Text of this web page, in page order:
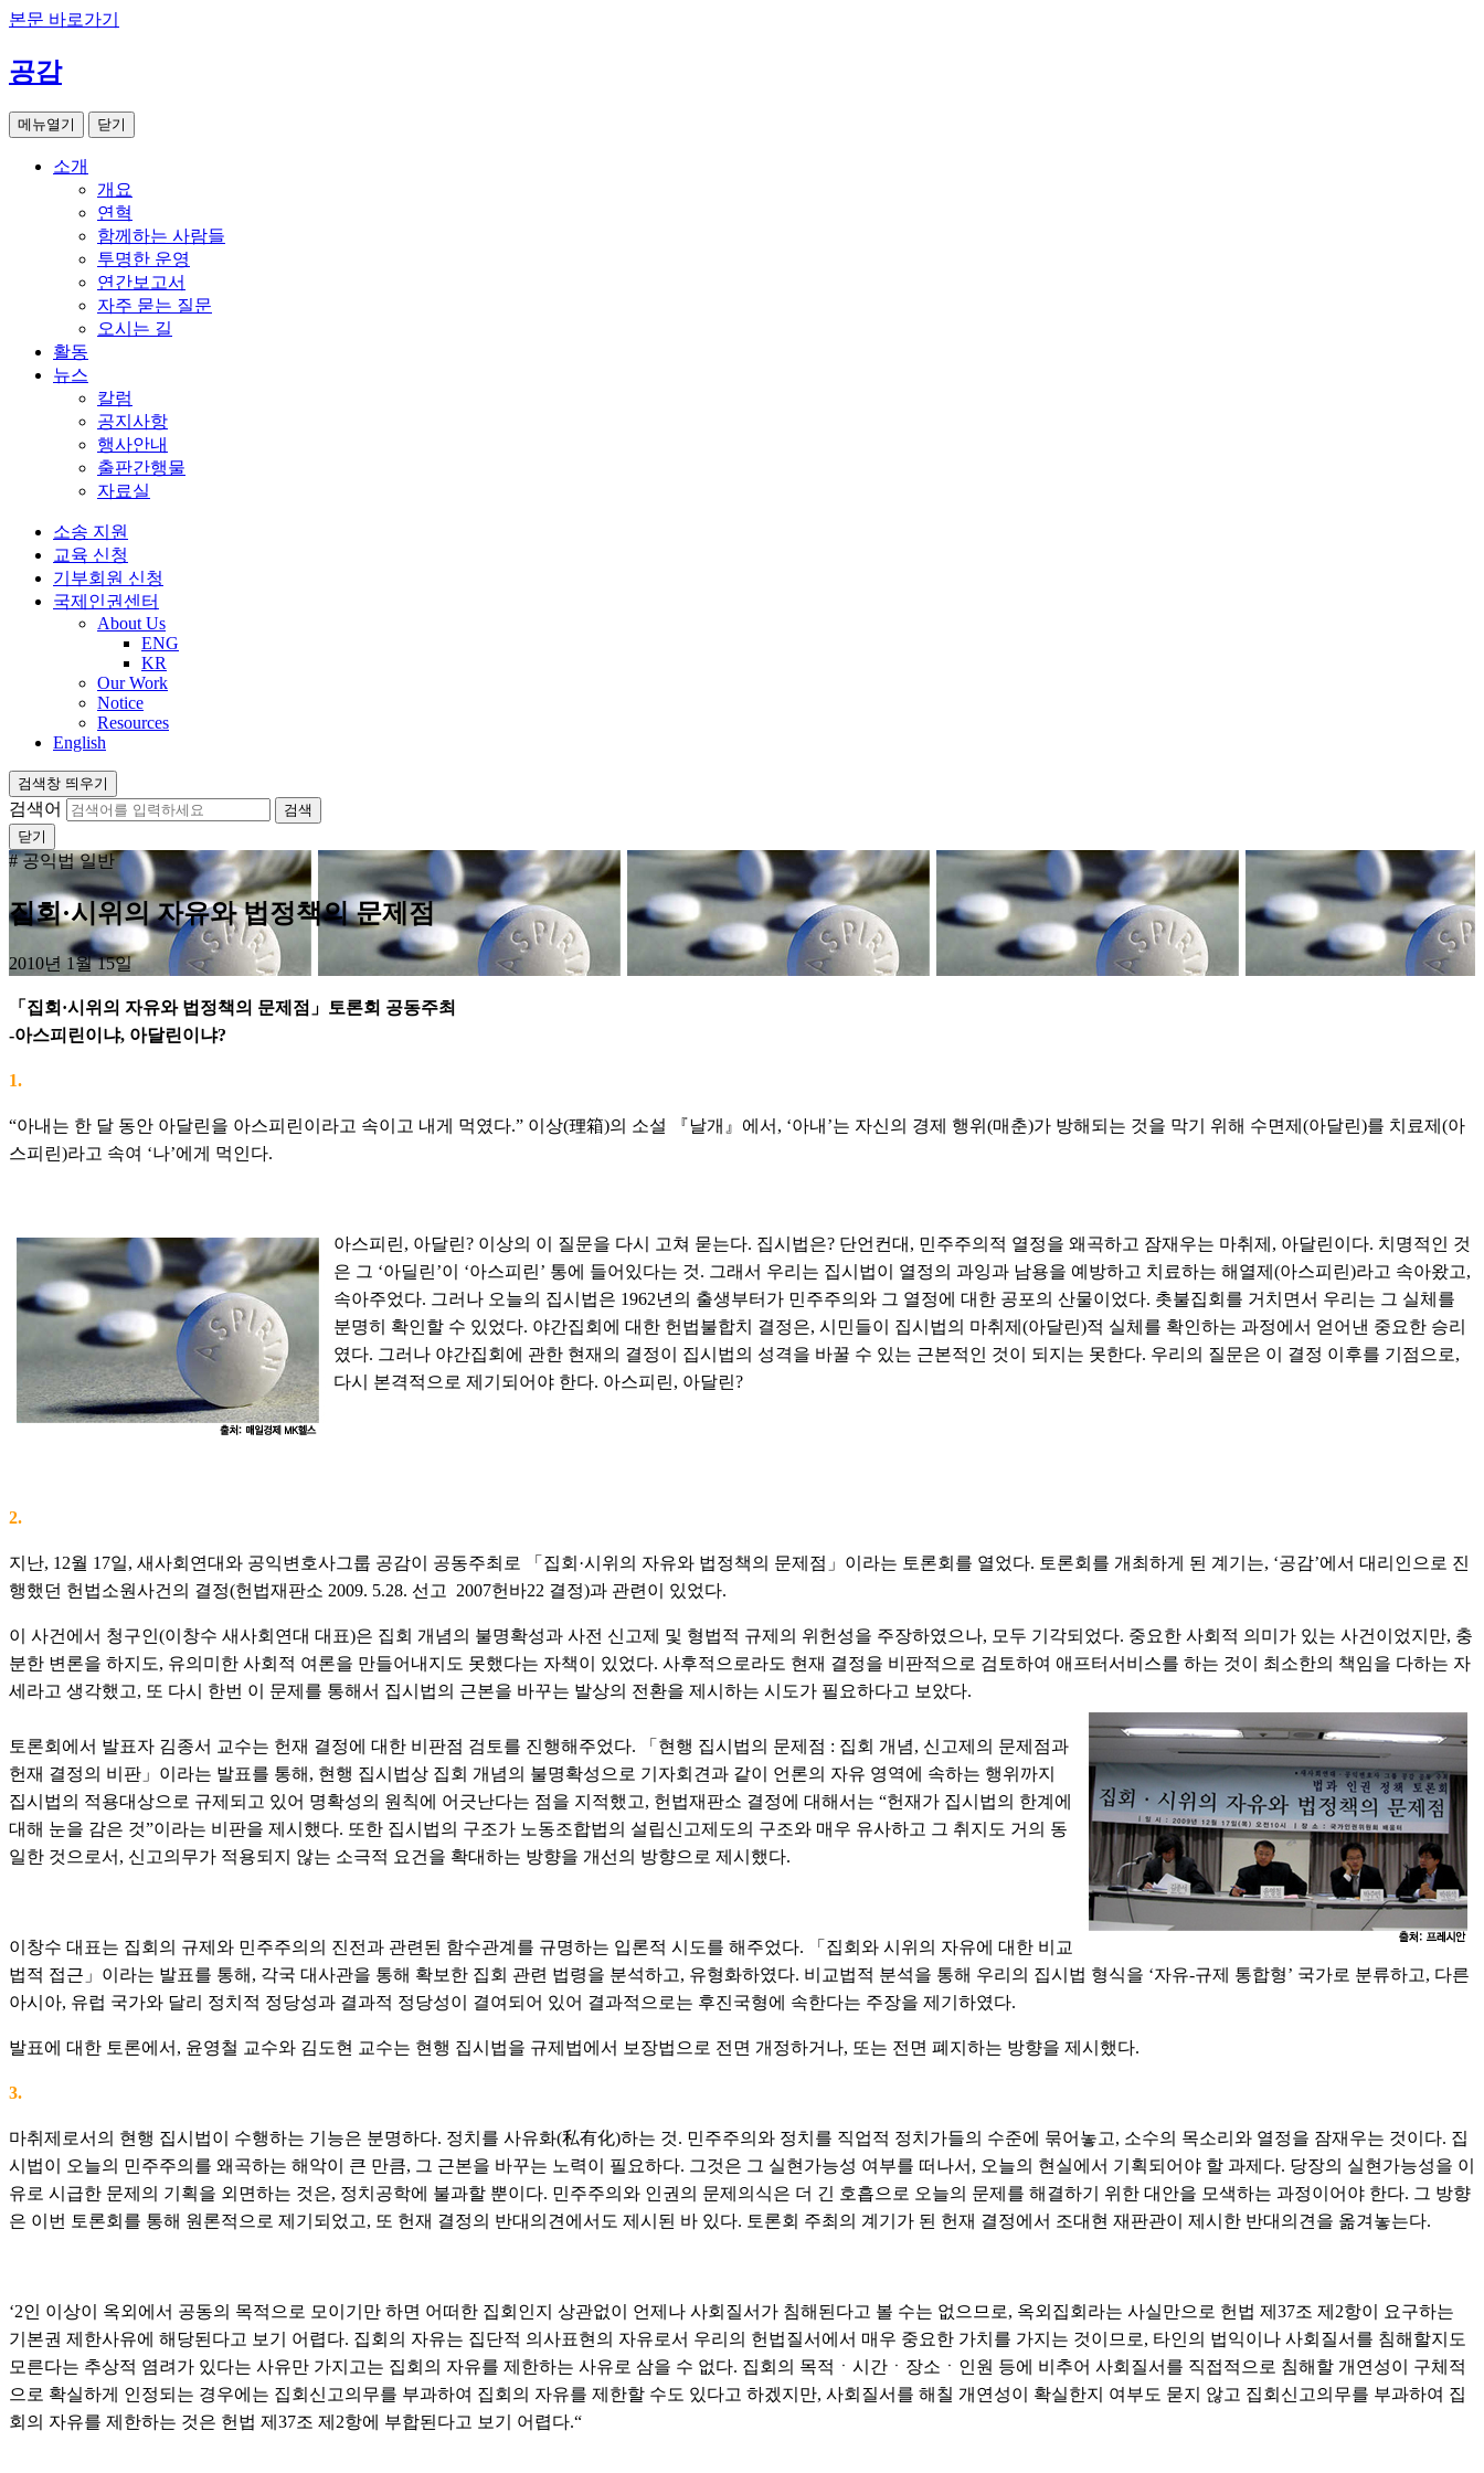
본문 바로가기
공감
메뉴열기 닫기
소개
개요
연혁
함께하는 사람들
투명한 운영
연간보고서
자주 묻는 질문
오시는 길
활동
뉴스
칼럼
공지사항
행사안내
출판간행물
자료실
소송 지원
교육 신청
기부회원 신청
국제인권센터
About Us
ENG
KR
Our Work
Notice
Resources
English
검색창 띄우기
검색어
닫기
# 공익법 일반
집회·시위의 자유와 법정책의 문제점
2010년 1월 15일
「집회·시위의 자유와 법정책의 문제점」토론회 공동주최
-아스피린이냐, 아달린이냐?
1.
“아내는 한 달 동안 아달린을 아스피린이라고 속이고 내게 먹였다.” 이상(理箱)의 소설 『날개』에서, ‘아내’는 자신의 경제 행위(매춘)가 방해되는 것을 막기 위해 수면제(아달린)를 치료제(아
스피린)라고 속여 ‘나’에게 먹인다.
아스피린, 아달린? 이상의 이 질문을 다시 고쳐 묻는다. 집시법은? 단언컨대, 민주주의적 열정을 왜곡하고 잠재우는 마취제, 아달린이다. 치명적인 것
은 그 ‘아딜린’이 ‘아스피린’ 통에 들어있다는 것. 그래서 우리는 집시법이 열정의 과잉과 남용을 예방하고 치료하는 해열제(아스피린)라고 속아왔고,
속아주었다. 그러나 오늘의 집시법은 1962년의 출생부터가 민주주의와 그 열정에 대한 공포의 산물이었다. 촛불집회를 거치면서 우리는 그 실체를
분명히 확인할 수 있었다. 야간집회에 대한 헌법불합치 결정은, 시민들이 집시법의 마취제(아달린)적 실체를 확인하는 과정에서 얻어낸 중요한 승리
였다. 그러나 야간집회에 관한 현재의 결정이 집시법의 성격을 바꿀 수 있는 근본적인 것이 되지는 못한다. 우리의 질문은 이 결정 이후를 기점으로,
다시 본격적으로 제기되어야 한다. 아스피린, 아달린?
2.
지난, 12월 17일, 새사회연대와 공익변호사그룹 공감이 공동주최로 「집회·시위의 자유와 법정책의 문제점」이라는 토론회를 열었다. 토론회를 개최하게 된 계기는, ‘공감’에서 대리인으로 진
행했던 헌법소원사건의 결정(헌법재판소 2009. 5.28. 선고 2007헌바22 결정)과 관련이 있었다.
이 사건에서 청구인(이창수 새사회연대 대표)은 집회 개념의 불명확성과 사전 신고제 및 형법적 규제의 위헌성을 주장하였으나, 모두 기각되었다. 중요한 사회적 의미가 있는 사건이었지만, 충
분한 변론을 하지도, 유의미한 사회적 여론을 만들어내지도 못했다는 자책이 있었다. 사후적으로라도 현재 결정을 비판적으로 검토하여 애프터서비스를 하는 것이 최소한의 책임을 다하는 자
세라고 생각했고, 또 다시 한번 이 문제를 통해서 집시법의 근본을 바꾸는 발상의 전환을 제시하는 시도가 필요하다고 보았다.
토론회에서 발표자 김종서 교수는 헌재 결정에 대한 비판점 검토를 진행해주었다. 「현행 집시법의 문제점 : 집회 개념, 신고제의 문제점과
헌재 결정의 비판」이라는 발표를 통해, 현행 집시법상 집회 개념의 불명확성으로 기자회견과 같이 언론의 자유 영역에 속하는 행위까지
집시법의 적용대상으로 규제되고 있어 명확성의 원칙에 어긋난다는 점을 지적했고, 헌법재판소 결정에 대해서는 “헌재가 집시법의 한계에
대해 눈을 감은 것”이라는 비판을 제시했다. 또한 집시법의 구조가 노동조합법의 설립신고제도의 구조와 매우 유사하고 그 취지도 거의 동
일한 것으로서, 신고의무가 적용되지 않는 소극적 요건을 확대하는 방향을 개선의 방향으로 제시했다.
이창수 대표는 집회의 규제와 민주주의의 진전과 관련된 함수관계를 규명하는 입론적 시도를 해주었다. 「집회와 시위의 자유에 대한 비교
법적 접근」이라는 발표를 통해, 각국 대사관을 통해 확보한 집회 관련 법령을 분석하고, 유형화하였다. 비교법적 분석을 통해 우리의 집시법 형식을 ‘자유-규제 통합형’ 국가로 분류하고, 다른
아시아, 유럽 국가와 달리 정치적 정당성과 결과적 정당성이 결여되어 있어 결과적으로는 후진국형에 속한다는 주장을 제기하였다.
발표에 대한 토론에서, 윤영철 교수와 김도현 교수는 현행 집시법을 규제법에서 보장법으로 전면 개정하거나, 또는 전면 폐지하는 방향을 제시했다.
3.
마취제로서의 현행 집시법이 수행하는 기능은 분명하다. 정치를 사유화(私有化)하는 것. 민주주의와 정치를 직업적 정치가들의 수준에 묶어놓고, 소수의 목소리와 열정을 잠재우는 것이다. 집
시법이 오늘의 민주주의를 왜곡하는 해악이 큰 만큼, 그 근본을 바꾸는 노력이 필요하다. 그것은 그 실현가능성 여부를 떠나서, 오늘의 현실에서 기획되어야 할 과제다. 당장의 실현가능성을 이
유로 시급한 문제의 기획을 외면하는 것은, 정치공학에 불과할 뿐이다. 민주주의와 인권의 문제의식은 더 긴 호흡으로 오늘의 문제를 해결하기 위한 대안을 모색하는 과정이어야 한다. 그 방향
은 이번 토론회를 통해 원론적으로 제기되었고, 또 헌재 결정의 반대의견에서도 제시된 바 있다. 토론회 주최의 계기가 된 헌재 결정에서 조대현 재판관이 제시한 반대의견을 옮겨놓는다.
‘2인 이상이 옥외에서 공동의 목적으로 모이기만 하면 어떠한 집회인지 상관없이 언제나 사회질서가 침해된다고 볼 수는 없으므로, 옥외집회라는 사실만으로 헌법 제37조 제2항이 요구하는
기본권 제한사유에 해당된다고 보기 어렵다. 집회의 자유는 집단적 의사표현의 자유로서 우리의 헌법질서에서 매우 중요한 가치를 가지는 것이므로, 타인의 법익이나 사회질서를 침해할지도
모른다는 추상적 염려가 있다는 사유만 가지고는 집회의 자유를 제한하는 사유로 삼을 수 없다. 집회의 목적ㆍ시간ㆍ장소ㆍ인원 등에 비추어 사회질서를 직접적으로 침해할 개연성이 구체적
으로 확실하게 인정되는 경우에는 집회신고의무를 부과하여 집회의 자유를 제한할 수도 있다고 하겠지만, 사회질서를 해칠 개연성이 확실한지 여부도 묻지 않고 집회신고의무를 부과하여 집
회의 자유를 제한하는 것은 헌법 제37조 제2항에 부합된다고 보기 어렵다.“